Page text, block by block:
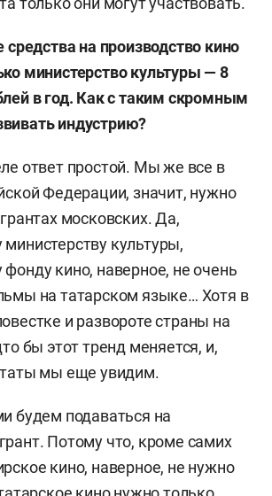
средства на производство кино
министерство культуры — 8
в год. Как с таким скромным
индустрию?
ответ простой. Мы же все в
Федерации, значит, нужно
московских. Да,
культуры,
кино, наверное, не очень
на татарском языке… Хотя в
и развороте страны на
бы этот тренд меняется, и,
мы еще увидим.
будем подаваться на
Потому что, кроме самих
кино, наверное, не нужно